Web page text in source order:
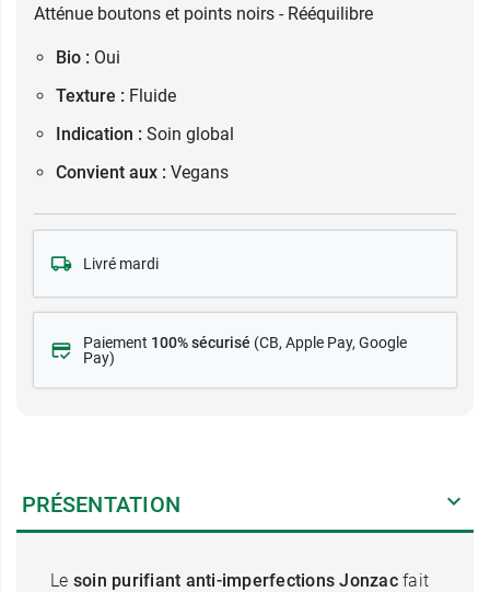
Atténue boutons et points noirs - Rééquilibre
Bio : Oui
Texture : Fluide
Indication : Soin global
Convient aux : Vegans
Livré mardi
Paiement 100% sécurisé (CB, Apple Pay, Google
Pay)
PRÉSENTATION
Le soin purifiant anti-imperfections Jonzacfait